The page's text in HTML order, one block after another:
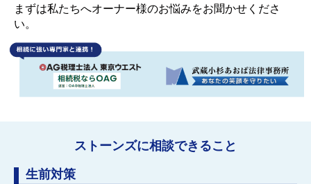
まずは私たちへオーナー様のお悩みをお聞かせくださ
い。
ストーンズに相談できること
生前対策